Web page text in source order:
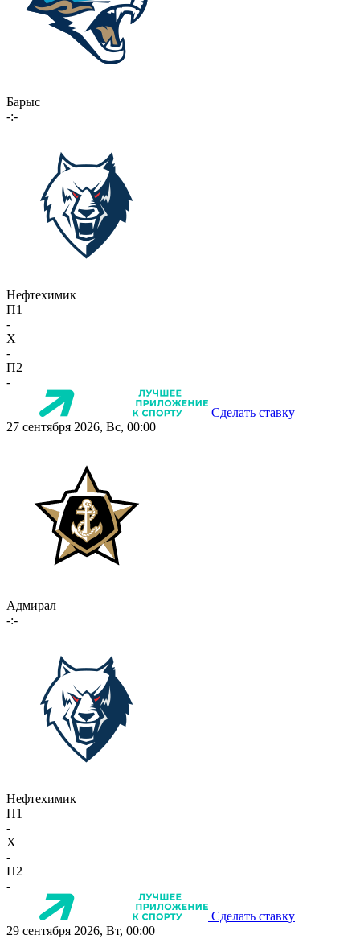
Барыс
-:-
Нефтехимик
П1
-
X
-
П2
-
Сделать ставку
27 сентября 2026, Вс, 00:00
Адмирал
-:-
Нефтехимик
П1
-
X
-
П2
-
Сделать ставку
29 сентября 2026, Вт, 00:00